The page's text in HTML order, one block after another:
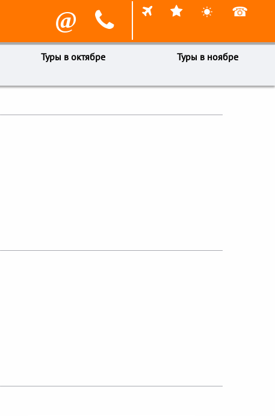
@     ☎
Туры в октябре Туры в ноябре